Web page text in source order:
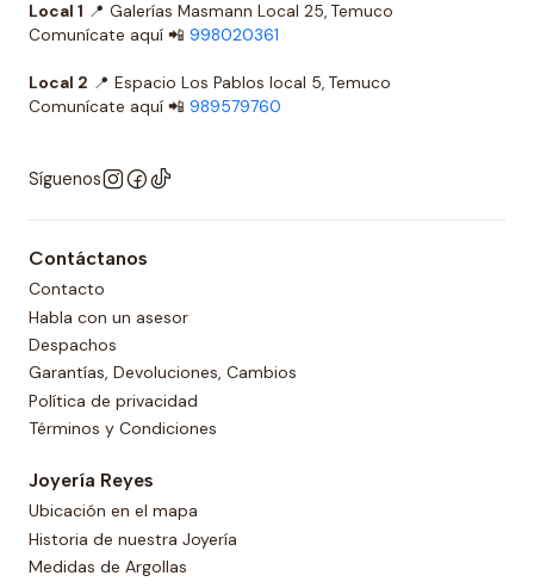
Local 1 📍 Galerías Masmann Local 25, Temuco
Comunícate aquí 📲 998020361
Local 2 📍 Espacio Los Pablos local 5, Temuco
Comunícate aquí 📲 989579760
Síguenos
Contáctanos
Contacto
Habla con un asesor
Despachos
Garantías, Devoluciones, Cambios
Política de privacidad
Términos y Condiciones
Joyería Reyes
Ubicación en el mapa
Historia de nuestra Joyería
Medidas de Argollas